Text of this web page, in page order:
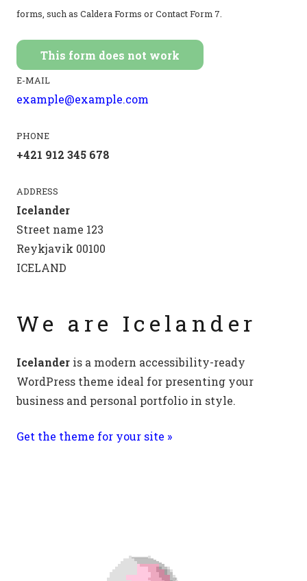
forms, such as Caldera Forms or Contact Form 7.
E-MAIL
example@example.com
PHONE
+421 912 345 678
ADDRESS
Icelander
Street name 123
Reykjavik 00100
ICELAND
We are Icelander
Icelander is a modern accessibility-ready
WordPress theme ideal for presenting your
business and personal portfolio in style.
Get the theme for your site »